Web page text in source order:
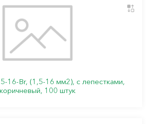
16-Br, (1,5-16 мм2), с лепестками,
коричневый, 100 штук